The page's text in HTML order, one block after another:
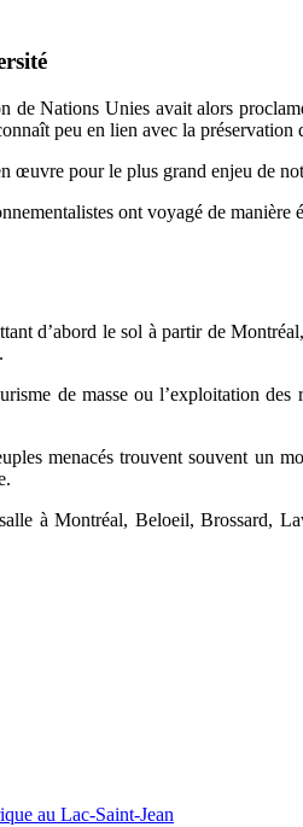
de Nations Unies avait alors
peu en lien avec la
pour le plus grand enjeu de
ont voyagé de
d’abord le sol à partir de
de masse ou l’exploitation
menacés trouvent souvent un
à Montréal, Beloeil, Brossard,
au Lac-Saint-Jean